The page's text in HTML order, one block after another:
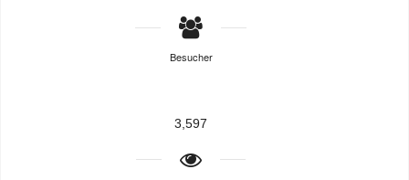
Besucher
3,597